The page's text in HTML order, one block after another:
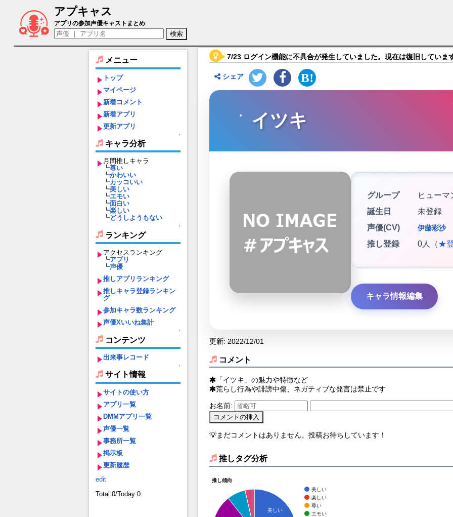
アプキャス
イツキ（声優：伊藤彩沙)【キャラバンストーリーズ】キャラ紹介
アプリの参加声優キャストまとめ
メニュー
トップ
マイページ
新着コメント
新着アプリ
更新アプリ
↑
キャラ分析
月間推しキャラ
┗尊い
┗かわいい
┗カッコいい
┗美しい
┗エモい
┗面白い
┗楽しい
┗どうしようもない
↑
ランキング
アクセスランキング
┗アプリ
┗声優
推しアプリランキング
推しキャラ登録ランキン
グ
参加キャラ数ランキング
声優Xいいね集計
↑
コンテンツ
出来事レコード
↑
サイト情報
サイトの使い方
アプリ一覧
DMMアプリ一覧
声優一覧
事務所一覧
掲示板
更新履歴
edit
Total:0/Today:0
7/23 ログイン機能に不具合が発生していました。現在は復旧していま
シェア
イツキ
グループ
ヒューマ
誕生日
未登録
声優(CV)
伊藤彩沙
推し登録 0人（★
キャラ情報編集
更新: 2022/12/01
コメント
「イツキ」の魅力や特徴など
荒らし行為や誹謗中傷、ネガティブな発言は禁止です
お名前:
💡まだコメントはありません。投稿お待ちしています！
推しタグ分析
推し傾向
美しい
楽しい
尊い
エモい
美しい